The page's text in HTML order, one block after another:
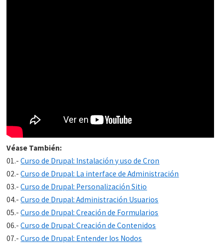
Véase También:
01.-Curso de Drupal: Instalación y uso de Cron
02.-Curso de Drupal: La interface de Administración
03.-Curso de Drupal: Personalización Sitio
04.-Curso de Drupal: Administración Usuarios
05.-Curso de Drupal: Creación de Formularios
06.-Curso de Drupal: Creación de Contenidos
07.-Curso de Drupal: Entender los Nodos